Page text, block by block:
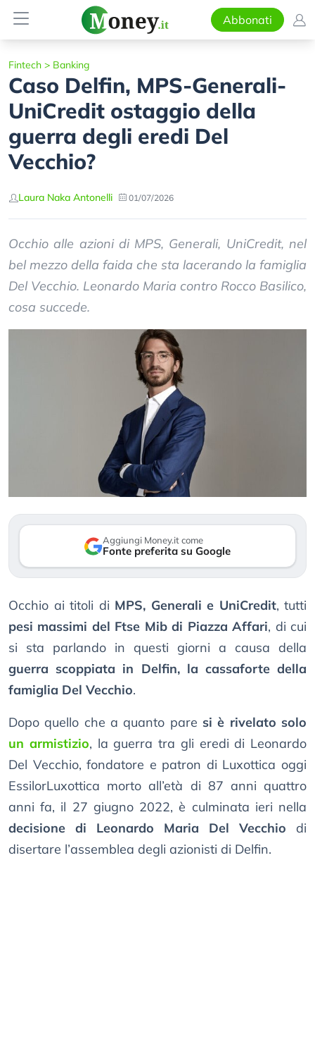
Abbonati
Fintech > Banking
Caso Delfin, MPS-Generali-
UniCredit ostaggio della
guerra degli eredi Del
Vecchio?
Laura Naka Antonelli 01/07/2026
Occhio alle azioni di MPS, Generali, UniCredit, nel
bel mezzo della faida che sta lacerando la famiglia
Del Vecchio. Leonardo Maria contro Rocco Basilico,
cosa succede.
Aggiungi Money.it come
Fonte preferita su Google
Occhio ai titoli di MPS, Generali e UniCredit, tutti
pesi massimi del Ftse Mib di Piazza Affari, di cui
si sta parlando in questi giorni a causa della
guerra scoppiata in Delfin, la cassaforte della
famiglia Del Vecchio.
Dopo quello che a quanto pare si è rivelato solo
un armistizio, la guerra tra gli eredi di Leonardo
Del Vecchio, fondatore e patron di Luxottica oggi
EssilorLuxottica morto all’età di 87 anni quattro
anni fa, il 27 giugno 2022, è culminata ieri nella
decisione di Leonardo Maria Del Vecchio di
disertare l’assemblea degli azionisti di Delfin.